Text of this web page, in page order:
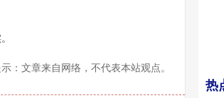
：文章来自网络，不代表本站观点。
热